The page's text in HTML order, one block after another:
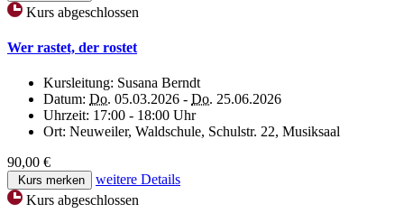
Kurs abgeschlossen
Wer rastet, der rostet
Kursleitung: Susana Berndt
Datum: Do. 05.03.2026 - Do. 25.06.2026
Uhrzeit: 17:00 - 18:00 Uhr
Ort: Neuweiler, Waldschule, Schulstr. 22, Musiksaal
90,00 €
Kurs merken
weitere Details
Kurs abgeschlossen